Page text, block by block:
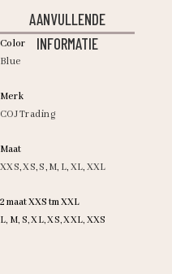
AANVULLENDE
INFORMATIE
Color
Blue
Merk
COJ Trading
Maat
XXS,XS,S, M, L, XL, XXL
2 maat XXS tm XXL
L, M, S, XL, XS, XXL, XXS